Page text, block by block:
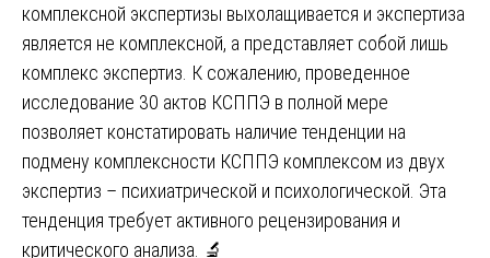
комплексной экспертизы выхолащивается и экспертиза
является не комплексной, а представляет собой лишь
комплекс экспертиз. К сожалению, проведенное
исследование 30 актов КСППЭ в полной мере
позволяет констатировать наличие тенденции на
подмену комплексности КСППЭ комплексом из двух
экспертиз – психиатрической и психологической. Эта
тенденция требует активного рецензирования и
критического анализа. 🔬